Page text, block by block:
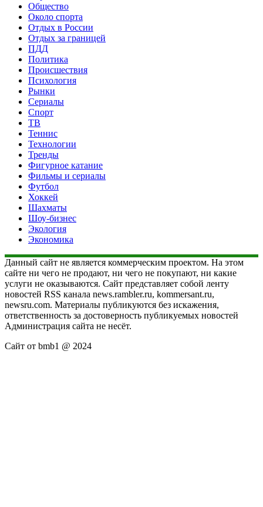
Общество
Около спорта
Отдых в России
Отдых за границей
ПДД
Политика
Происшествия
Психология
Рынки
Сериалы
Спорт
ТВ
Теннис
Технологии
Тренды
Фигурное катание
Фильмы и сериалы
Футбол
Хоккей
Шахматы
Шоу-бизнес
Экология
Экономика
Данный сайт не является коммерческим проектом. На этом
сайте ни чего не продают, ни чего не покупают, ни какие
услуги не оказываются. Сайт представляет собой ленту
новостей RSS канала news.rambler.ru, kommersant.ru,
newsru.com. Материалы публикуются без искажения,
ответственность за достоверность публикуемых новостей
Администрация сайта не несёт.
Сайт от bmb1 @ 2024